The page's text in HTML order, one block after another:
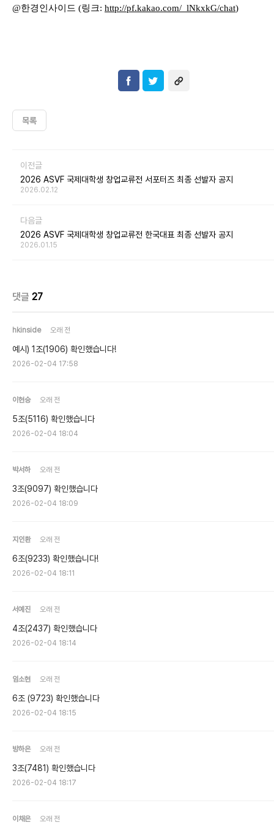
@한경인사이드 (링크: http://pf.kakao.com/_lNkxkG/chat)
목록
이전글
2026 ASVF 국제대학생 창업교류전 서포터즈 최종 선발자 공지
2026.02.12
다음글
2026 ASVF 국제대학생 창업교류전 한국대표 최종 선발자 공지
2026.01.15
댓글 27
hkinside 오래 전
예시) 1조(1906) 확인했습니다!
2026-02-04 17:58
이현승 오래 전
5조(5116) 확인했습니다
2026-02-04 18:04
박서하 오래 전
3조(9097) 확인했습니다
2026-02-04 18:09
지인환 오래 전
6조(9233) 확인했습니다!
2026-02-04 18:11
서예진 오래 전
4조(2437) 확인했습니다
2026-02-04 18:14
임소현 오래 전
6조 (9723) 확인했습니다
2026-02-04 18:15
방하은 오래 전
3조(7481) 확인했습니다
2026-02-04 18:17
이채은 오래 전